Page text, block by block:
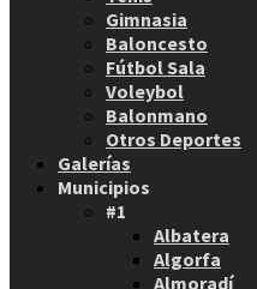
Gimnasia
Baloncesto
Fútbol Sala
Voleybol
Balonmano
Otros Deportes
Galerías
Municipios
#1
Albatera
Algorfa
Almoradí